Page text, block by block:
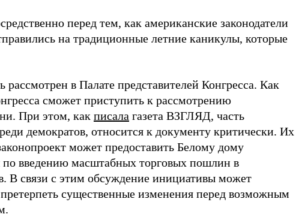
перед тем, как американские законодатели
на традиционные летние каникулы, которые
в Палате представителей Конгресса. Как
сможет приступить к рассмотрению
При этом, как писала газета ВЗГЛЯД, часть
демократов, относится к документу критически. Их
может предоставить Белому дому
введению масштабных торговых пошлин в
В связи с этим обсуждение инициативы может
существенные изменения перед возможным